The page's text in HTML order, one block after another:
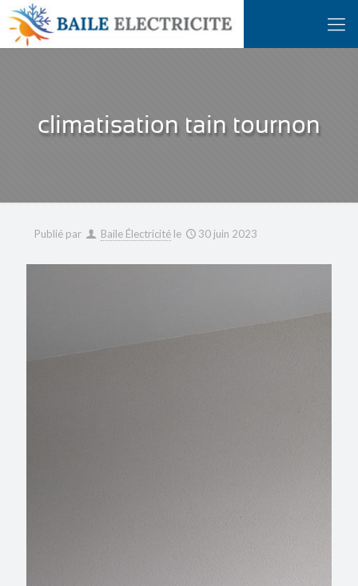
climatisation tain tournon
Publié par Baile Électricité le 30 juin 2023